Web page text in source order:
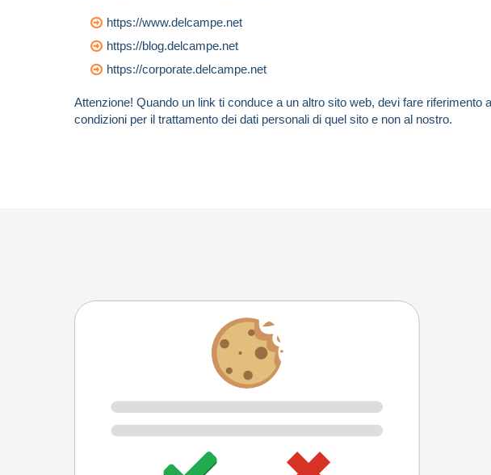
https://www.delcampe.net
https://blog.delcampe.net
https://corporate.delcampe.net
Attenzione! Quando un link ti conduce a un altro sito web, devi fare riferimento
condizioni per il trattamento dei dati personali di quel sito e non al nostro.